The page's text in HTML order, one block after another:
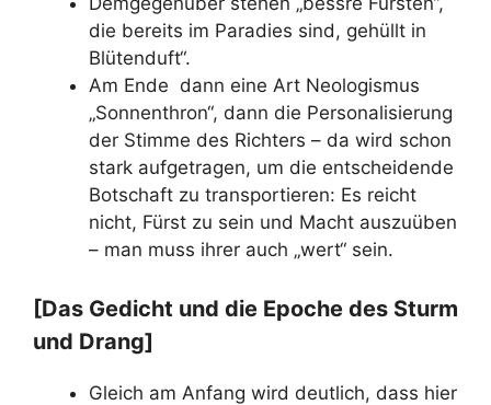
die bereits im Paradies sind, gehüllt in
Blütenduft“.
Am Ende dann eine Art Neologismus
„Sonnenthron“, dann die Personalisierung
der Stimme des Richters – da wird schon
stark aufgetragen, um die entscheidende
Botschaft zu transportieren: Es reicht
nicht, Fürst zu sein und Macht auszuüben
– man muss ihrer auch „wert“ sein.
[Das Gedicht und die Epoche des Sturm
und Drang]
Gleich am Anfang wird deutlich, dass hier